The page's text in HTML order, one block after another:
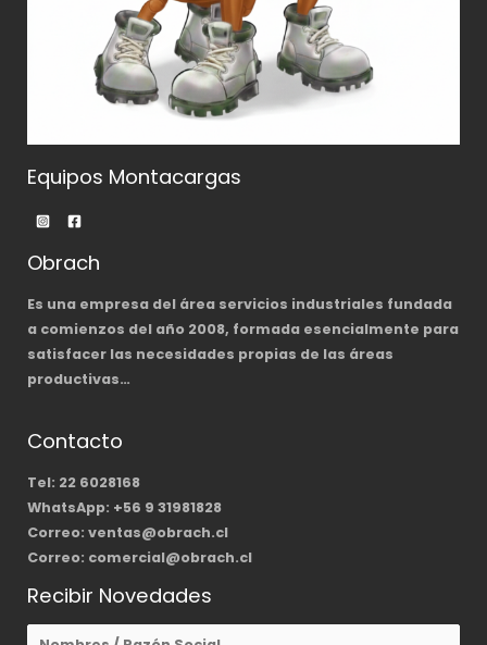
Equipos Montacargas
Obrach
Es una empresa del área servicios industriales fundada
a comienzos del año 2008, formada esencialmente para
satisfacer las necesidades propias de las áreas
productivas…
Contacto
Tel: 22 6028168
WhatsApp: +56 9 31981828
Correo: ventas@obrach.cl
Correo: comercial@obrach.cl
Recibir Novedades